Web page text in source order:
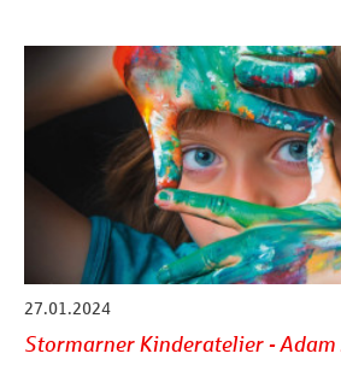
27.01.2024
Stormarner Kinderatelier - Adam